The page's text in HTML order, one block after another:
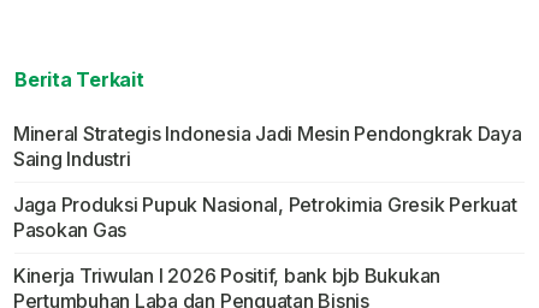
Berita Terkait
Mineral Strategis Indonesia Jadi Mesin Pendongkrak Daya
Saing Industri
Jaga Produksi Pupuk Nasional, Petrokimia Gresik Perkuat
Pasokan Gas
Kinerja Triwulan I 2026 Positif, bank bjb Bukukan
Pertumbuhan Laba dan Penguatan Bisnis